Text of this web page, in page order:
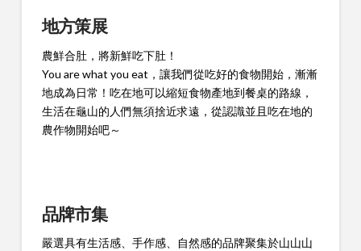
地方策展
農鮮合肚，將新鮮吃下肚！
You are what you eat，讓我們從吃好的食物開始，漸漸
地成為日常！吃在地可以縮短食物產地到餐桌的路線，
生活在龜山的人們無須捨近求遠，從認識並且吃在地的
農作物開始吧～
品牌市集
嚴選具有生活感、手作感、自然感的品牌聚集於山山山